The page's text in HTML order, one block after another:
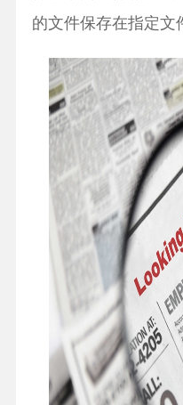
的文件保存在指定文